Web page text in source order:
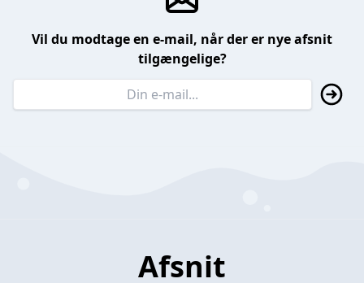
Vil du modtage en e-mail, når der er nye afsnit
tilgængelige?
Afsnit